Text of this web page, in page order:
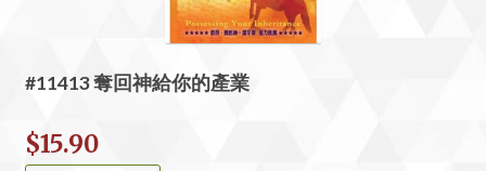
#11413 奪回神給你的產業
$15.90